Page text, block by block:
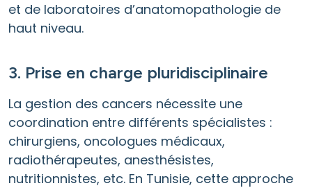
et de laboratoires d’anatomopathologie de
haut niveau.
3. Prise en charge pluridisciplinaire
La gestion des cancers nécessite une
coordination entre différents spécialistes :
chirurgiens, oncologues médicaux,
radiothérapeutes, anesthésistes,
nutritionnistes, etc. En Tunisie, cette approche